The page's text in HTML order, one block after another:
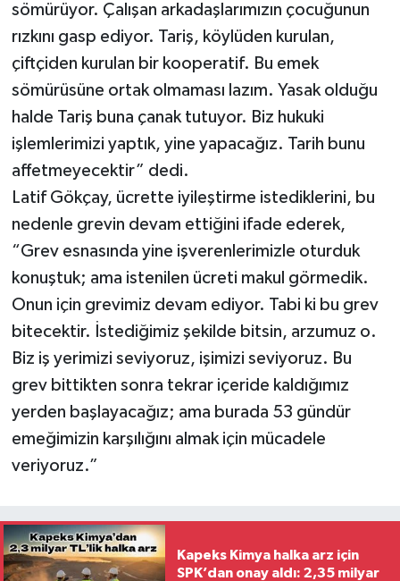
sömürüyor. Çalışan arkadaşlarımızın çocuğunun
rızkını gasp ediyor. Tariş, köylüden kurulan,
çiftçiden kurulan bir kooperatif. Bu emek
sömürüsüne ortak olmaması lazım. Yasak olduğu
halde Tariş buna çanak tutuyor. Biz hukuki
işlemlerimizi yaptık, yine yapacağız. Tarih bunu
affetmeyecektir” dedi.
Latif Gökçay, ücrette iyileştirme istediklerini, bu
nedenle grevin devam ettiğini ifade ederek,
“Grev esnasında yine işverenlerimizle oturduk
konuştuk; ama istenilen ücreti makul görmedik.
Onun için grevimiz devam ediyor. Tabi ki bu grev
bitecektir. İstediğimiz şekilde bitsin, arzumuz o.
Biz iş yerimizi seviyoruz, işimizi seviyoruz. Bu
grev bittikten sonra tekrar içeride kaldığımız
yerden başlayacağız; ama burada 53 gündür
emeğimizin karşılığını almak için mücadele
veriyoruz.”
Kapeks Kimya halka arz için
SPK’dan onay aldı: 2,35 milyar